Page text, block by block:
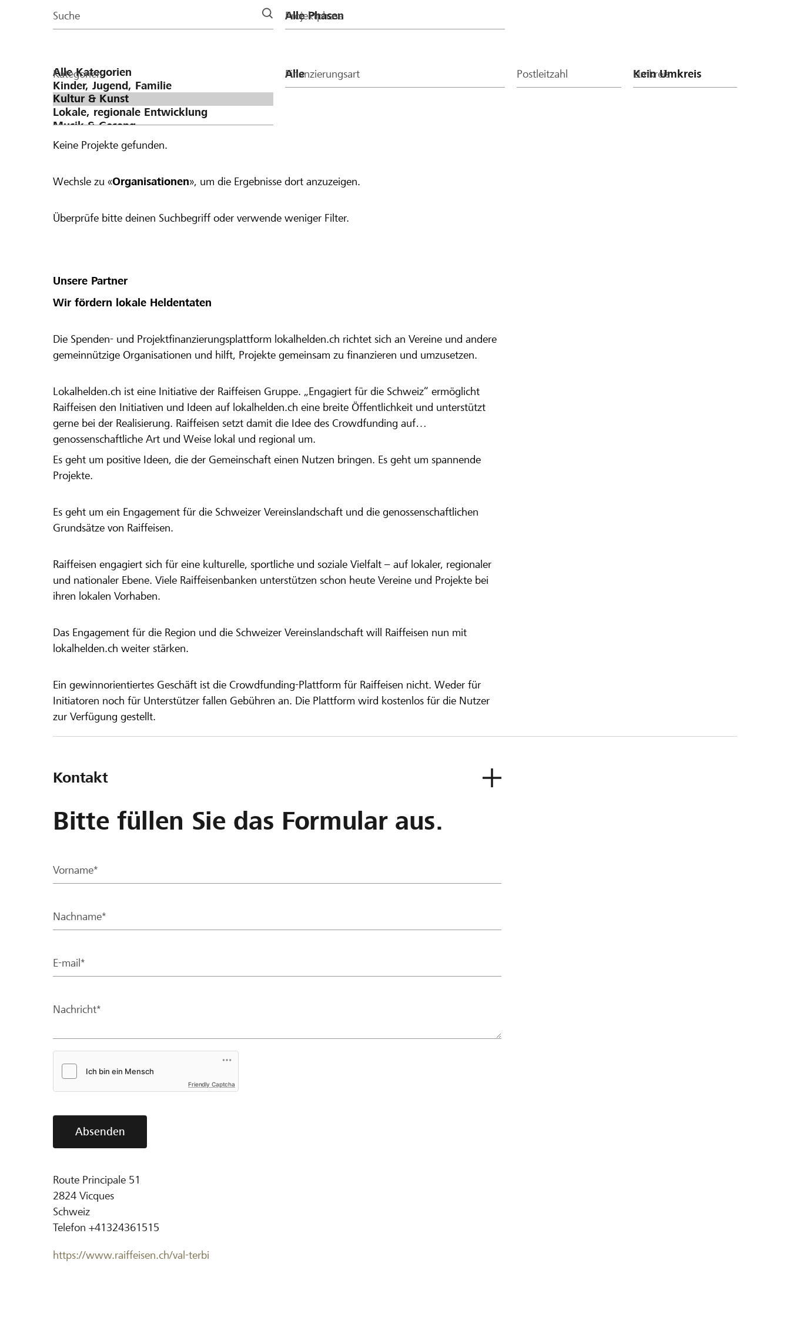
Suche Projektphase
Kategorien Finanzierungsart Postleitzahl Umkreis
Keine Projekte gefunden.
Wechsle zu «Organisationen», um die Ergebnisse dort anzuzeigen.
Überprüfe bitte deinen Suchbegriff oder verwende weniger Filter.
Unsere Partner
Wir fördern lokale Heldentaten
Die Spenden- und Projektfinanzierungsplattform lokalhelden.ch richtet sich an Vereine und andere
gemeinnützige Organisationen und hilft, Projekte gemeinsam zu finanzieren und umzusetzen.
Lokalhelden.ch ist eine Initiative der Raiffeisen Gruppe. „Engagiert für die Schweiz“ ermöglicht
Raiffeisen den Initiativen und Ideen auf lokalhelden.ch eine breite Öffentlichkeit und unterstützt
gerne bei der Realisierung. Raiffeisen setzt damit die Idee des Crowdfunding auf
genossenschaftliche Art und Weise lokal und regional um.
Es geht um positive Ideen, die der Gemeinschaft einen Nutzen bringen. Es geht um spannende
Projekte.
Es geht um ein Engagement für die Schweizer Vereinslandschaft und die genossenschaftlichen
Grundsätze von Raiffeisen.
Raiffeisen engagiert sich für eine kulturelle, sportliche und soziale Vielfalt – auf lokaler, regionaler
und nationaler Ebene. Viele Raiffeisenbanken unterstützen schon heute Vereine und Projekte bei
ihren lokalen Vorhaben.
Das Engagement für die Region und die Schweizer Vereinslandschaft will Raiffeisen nun mit
lokalhelden.ch weiter stärken.
Ein gewinnorientiertes Geschäft ist die Crowdfunding-Plattform für Raiffeisen nicht. Weder für
Initiatoren noch für Unterstützer fallen Gebühren an. Die Plattform wird kostenlos für die Nutzer
zur Verfügung gestellt.
Kontakt
Bitte füllen Sie das Formular aus.
Vorname*
Nachname*
E-mail*
Nachricht*
Friendly Captcha
Absenden
Route Principale 51
2824 Vicques
Schweiz
Telefon +41324361515
https://www.raiffeisen.ch/val-terbi